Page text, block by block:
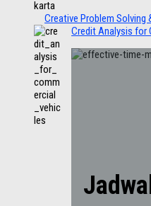
Creative Problem Solving
Credit Analysis for